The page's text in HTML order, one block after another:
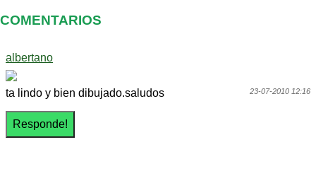
COMENTARIOS
albertano
23-07-2010 12:16
ta lindo y bien dibujado.saludos